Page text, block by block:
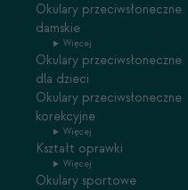
Okulary przeciwsłoneczne
damskie
Więcej
Okulary przeciwsłoneczne
dla dzieci
Okulary przeciwsłoneczne
korekcyjne
Więcej
Kształt oprawki
Więcej
Okulary sportowe